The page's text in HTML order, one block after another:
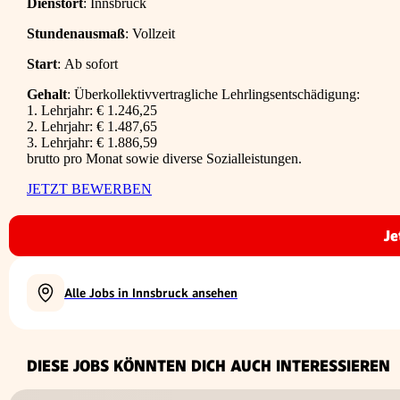
Dienstort: Innsbruck
Stundenausmaß: Vollzeit
Start: Ab sofort
Gehalt: Überkollektivvertragliche Lehrlingsentschädigung:
1. Lehrjahr: € 1.246,25
2. Lehrjahr: € 1.487,65
3. Lehrjahr: € 1.886,59
brutto pro Monat sowie diverse Sozialleistungen.
JETZT BEWERBEN
Alle Jobs in Innsbruck ansehen
DIESE JOBS KÖNNTEN DICH AUCH INTERESSIEREN